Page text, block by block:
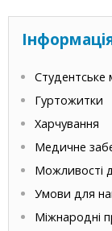
Студентське
Гуртожитки
Харчування
Медичне
Можливості
Умови для
Міжнародні